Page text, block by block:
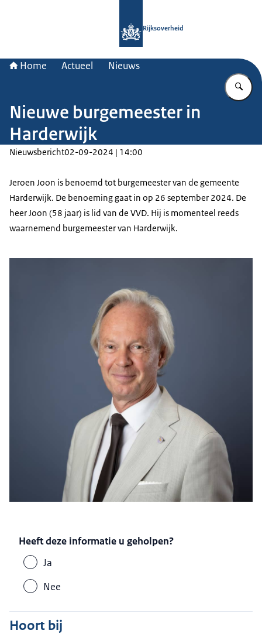
Rijksoverheid
Home Actueel Nieuws
Nieuwe burgemeester in
Harderwijk
Nieuwsbericht02-09-2024 | 14:00
Jeroen Joon is benoemd tot burgemeester van de gemeente
Harderwijk. De benoeming gaat in op 26 september 2024. De
heer Joon (58 jaar) is lid van de VVD. Hij is momenteel reeds
waarnemend burgemeester van Harderwijk.
Heeft deze informatie u geholpen?
Ja
Nee
Hoort bij